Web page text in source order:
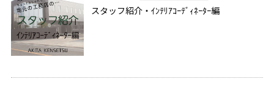
スタッフ紹介・ｲﾝﾃﾘｱｺｰﾃﾞｨﾈｰﾀｰ編